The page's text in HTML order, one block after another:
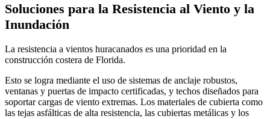
Soluciones para la Resistencia al Viento y la
Inundación
La resistencia a vientos huracanados es una prioridad en la
construcción costera de Florida.
Esto se logra mediante el uso de sistemas de anclaje robustos,
ventanas y puertas de impacto certificadas, y techos diseñados para
soportar cargas de viento extremas. Los materiales de cubierta como
las tejas asfálticas de alta resistencia, las cubiertas metálicas y los